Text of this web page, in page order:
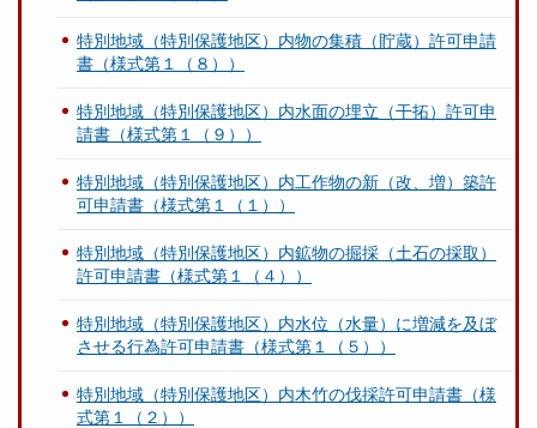
特別地域（特別保護地区）内物の集積（貯蔵）許可申請
書（様式第１（８））
特別地域（特別保護地区）内水面の埋立（干拓）許可申
請書（様式第１（９））
特別地域（特別保護地区）内工作物の新（改、増）築許
可申請書（様式第１（１））
特別地域（特別保護地区）内鉱物の掘採（土石の採取）
許可申請書（様式第１（４））
特別地域（特別保護地区）内水位（水量）に増減を及ぼ
させる行為許可申請書（様式第１（５））
特別地域（特別保護地区）内木竹の伐採許可申請書（様
式第１（２））